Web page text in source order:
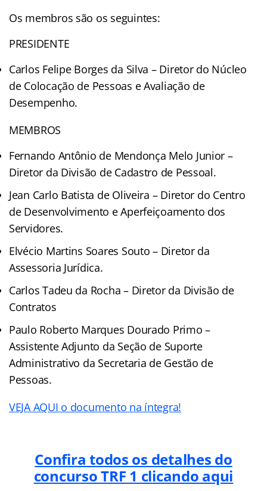
Os membros são os seguintes:
PRESIDENTE
Carlos Felipe Borges da Silva – Diretor do Núcleo
de Colocação de Pessoas e Avaliação de
Desempenho.
MEMBROS
Fernando Antônio de Mendonça Melo Junior –
Diretor da Divisão de Cadastro de Pessoal.
Jean Carlo Batista de Oliveira – Diretor do Centro
de Desenvolvimento e Aperfeiçoamento dos
Servidores.
Elvécio Martins Soares Souto – Diretor da
Assessoria Jurídica.
Carlos Tadeu da Rocha – Diretor da Divisão de
Contratos
Paulo Roberto Marques Dourado Primo –
Assistente Adjunto da Seção de Suporte
Administrativo da Secretaria de Gestão de
Pessoas.
VEJA AQUI o documento na íntegra!
Confira todos os detalhes do
concurso TRF 1 clicando aqui